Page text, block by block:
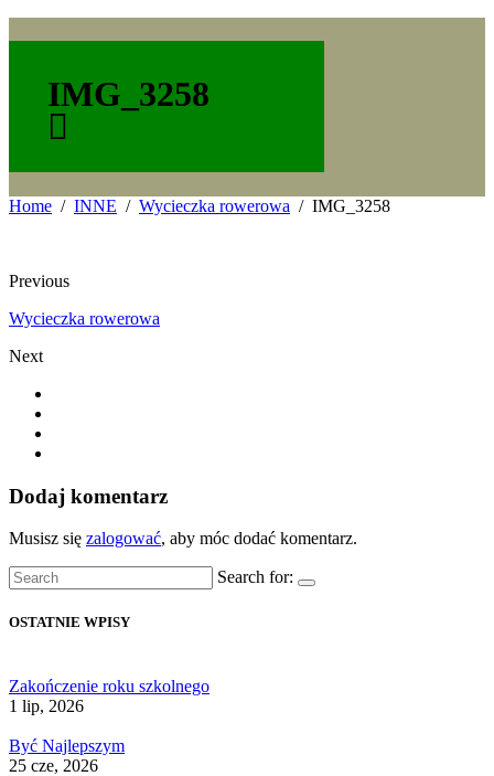
IMG_3258
Home INNE Wycieczka rowerowa IMG_3258
Previous
Wycieczka rowerowa
Next
Dodaj komentarz
Musisz się zalogować, aby móc dodać komentarz.
Search for:
OSTATNIE WPISY
Zakończenie roku szkolnego
1 lip, 2026
Być Najlepszym
25 cze, 2026